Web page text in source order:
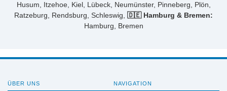
Husum, Itzehoe, Kiel, Lübeck, Neumünster, Pinneberg, Plön,
Ratzeburg, Rendsburg, Schleswig, 🇩🇪 Hamburg & Bremen:
Hamburg, Bremen
ÜBER UNS NAVIGATION